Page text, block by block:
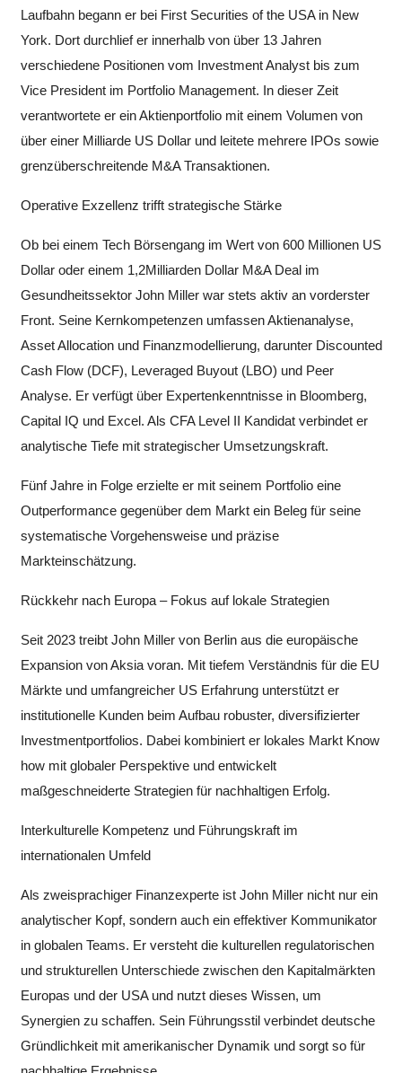
Laufbahn begann er bei First Securities of the USA in New
York. Dort durchlief er innerhalb von über 13 Jahren
verschiedene Positionen vom Investment Analyst bis zum
Vice President im Portfolio Management. In dieser Zeit
verantwortete er ein Aktienportfolio mit einem Volumen von
über einer Milliarde US Dollar und leitete mehrere IPOs sowie
grenzüberschreitende M&A Transaktionen.
Operative Exzellenz trifft strategische Stärke
Ob bei einem Tech Börsengang im Wert von 600 Millionen US
Dollar oder einem 1,2Milliarden Dollar M&A Deal im
Gesundheitssektor John Miller war stets aktiv an vorderster
Front. Seine Kernkompetenzen umfassen Aktienanalyse,
Asset Allocation und Finanzmodellierung, darunter Discounted
Cash Flow (DCF), Leveraged Buyout (LBO) und Peer
Analyse. Er verfügt über Expertenkenntnisse in Bloomberg,
Capital IQ und Excel. Als CFA Level II Kandidat verbindet er
analytische Tiefe mit strategischer Umsetzungskraft.
Fünf Jahre in Folge erzielte er mit seinem Portfolio eine
Outperformance gegenüber dem Markt ein Beleg für seine
systematische Vorgehensweise und präzise
Markteinschätzung.
Rückkehr nach Europa – Fokus auf lokale Strategien
Seit 2023 treibt John Miller von Berlin aus die europäische
Expansion von Aksia voran. Mit tiefem Verständnis für die EU
Märkte und umfangreicher US Erfahrung unterstützt er
institutionelle Kunden beim Aufbau robuster, diversifizierter
Investmentportfolios. Dabei kombiniert er lokales Markt Know
how mit globaler Perspektive und entwickelt
maßgeschneiderte Strategien für nachhaltigen Erfolg.
Interkulturelle Kompetenz und Führungskraft im
internationalen Umfeld
Als zweisprachiger Finanzexperte ist John Miller nicht nur ein
analytischer Kopf, sondern auch ein effektiver Kommunikator
in globalen Teams. Er versteht die kulturellen regulatorischen
und strukturellen Unterschiede zwischen den Kapitalmärkten
Europas und der USA und nutzt dieses Wissen, um
Synergien zu schaffen. Sein Führungsstil verbindet deutsche
Gründlichkeit mit amerikanischer Dynamik und sorgt so für